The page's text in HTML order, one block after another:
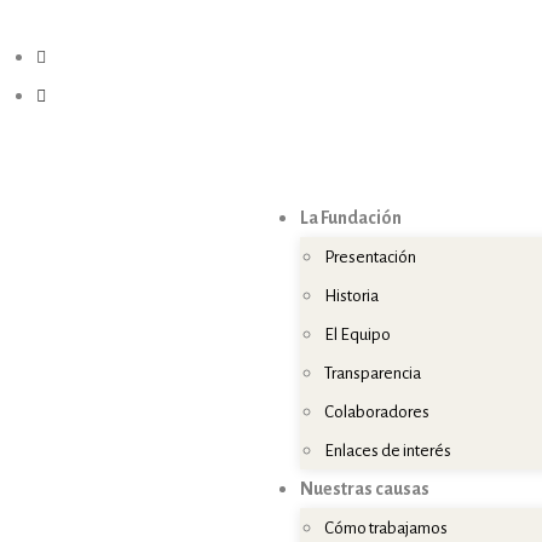
La Fundación
Presentación
Historia
El Equipo
Transparencia
Colaboradores
Enlaces de interés
Nuestras causas
Cómo trabajamos